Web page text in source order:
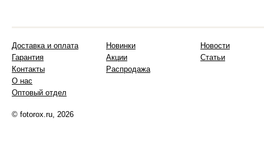
Доставка и оплата
Гарантия
Контакты
О нас
Оптовый отдел
Новинки
Акции
Распродажа
Новости
Статьи
© fotorox.ru, 2026